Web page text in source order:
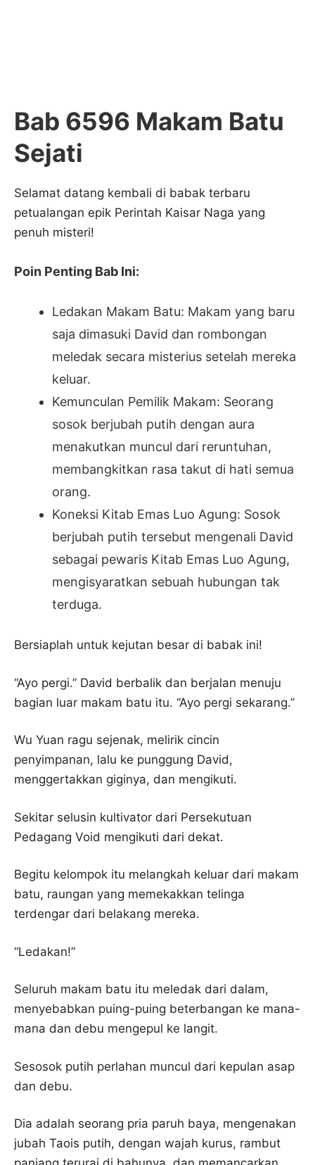
Bab 6596 Makam Batu
Sejati
Selamat datang kembali di babak terbaru
petualangan epik Perintah Kaisar Naga yang
penuh misteri!
Poin Penting Bab Ini:
Ledakan Makam Batu: Makam yang baru
saja dimasuki David dan rombongan
meledak secara misterius setelah mereka
keluar.
Kemunculan Pemilik Makam: Seorang
sosok berjubah putih dengan aura
menakutkan muncul dari reruntuhan,
membangkitkan rasa takut di hati semua
orang.
Koneksi Kitab Emas Luo Agung: Sosok
berjubah putih tersebut mengenali David
sebagai pewaris Kitab Emas Luo Agung,
mengisyaratkan sebuah hubungan tak
terduga.
Bersiaplah untuk kejutan besar di babak ini!
“Ayo pergi.” David berbalik dan berjalan menuju
bagian luar makam batu itu. “Ayo pergi sekarang.”
Wu Yuan ragu sejenak, melirik cincin
penyimpanan, lalu ke punggung David,
menggertakkan giginya, dan mengikuti.
Sekitar selusin kultivator dari Persekutuan
Pedagang Void mengikuti dari dekat.
Begitu kelompok itu melangkah keluar dari makam
batu, raungan yang memekakkan telinga
terdengar dari belakang mereka.
“Ledakan!”
Seluruh makam batu itu meledak dari dalam,
menyebabkan puing-puing beterbangan ke mana-
mana dan debu mengepul ke langit.
Sesosok putih perlahan muncul dari kepulan asap
dan debu.
Dia adalah seorang pria paruh baya, mengenakan
jubah Taois putih, dengan wajah kurus, rambut